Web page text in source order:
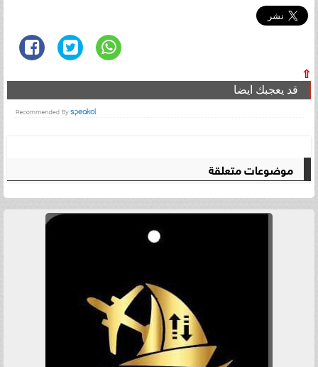
⇧
قد يعجبك ايضا
موضوعات متعلقة